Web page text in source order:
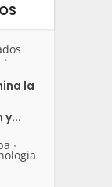
•
la
y...
•